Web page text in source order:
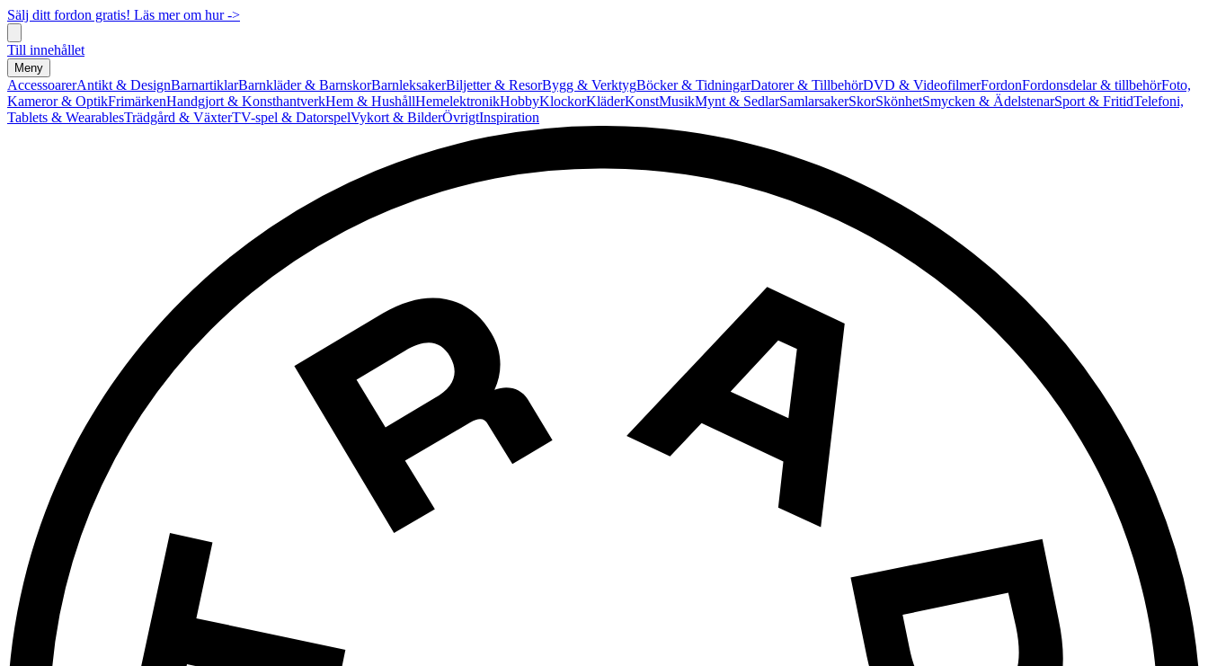
Sälj ditt fordon gratis! Läs mer om hur ->
Till innehållet
Meny
AccessoarerAntikt & DesignBarnartiklarBarnkläder & BarnskorBarnleksakerBiljetter & ResorBygg & VerktygBöcker & TidningarDatorer & TillbehörDVD & VideofilmerFordonFordonsdelar & tillbehörFoto,
Kameror & OptikFrimärkenHandgjort & KonsthantverkHem & HushållHemelektronikHobbyKlockorKläderKonstMusikMynt & SedlarSamlarsakerSkorSkönhetSmycken & ÄdelstenarSport & FritidTelefoni,
Tablets & WearablesTrädgård & VäxterTV-spel & DatorspelVykort & BilderÖvrigtInspiration